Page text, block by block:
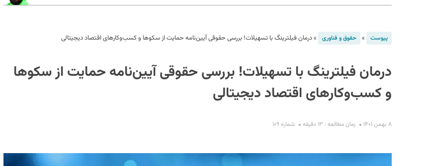
پیوست » حقوق و فناوری »درمان فیلترینگ با تسهیلات! بررسی حقوقی آیین‌نامه حمایت از سکوها و کسب‌وکارهای اقتصاد دیجیتالی
درمان فیلترینگ با تسهیلات! بررسی حقوقی آیین‌نامه حمایت از سکوها
و کسب‌وکارهای اقتصاد دیجیتالی
۸ بهمن ۱۴۰۱ زمان مطالعه : ۱۳ دقیقه شماره ۱۰۹